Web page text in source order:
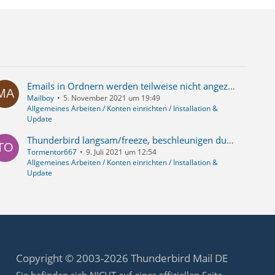
Emails in Ordnern werden teilweise nicht angezeigt
Mailboy
5. November 2021 um 19:49
Allgemeines Arbeiten / Konten einrichten / Installation &
Update
Thunderbird langsam/freeze, beschleunigen durch E-Mail Archivierung oder Anpassung der Infrastruktur?
Tormentor667
9. Juli 2021 um 12:54
Allgemeines Arbeiten / Konten einrichten / Installation &
Update
Copyright © 2003-2026 Thunderbird Mail DE